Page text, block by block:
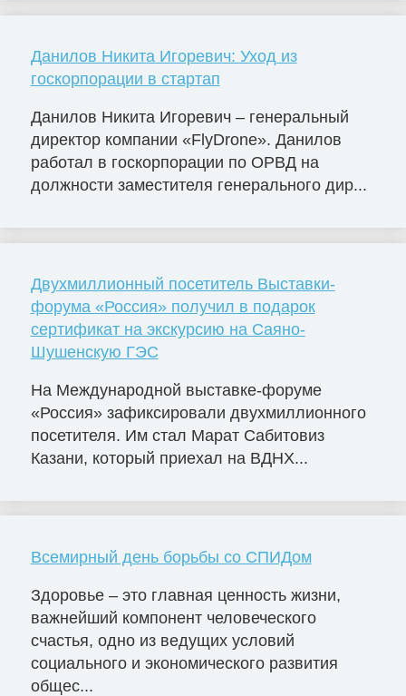
Данилов Никита Игоревич: Уход из
госкорпорации в стартап
Данилов Никита Игоревич – генеральный
директор компании «FlyDrone». Данилов
работал в госкорпорации по ОРВД на
должности заместителя генерального дир...
Двухмиллионный посетитель Выставки-
форума «Россия» получил в подарок
сертификат на экскурсию на Саяно-
Шушенскую ГЭС
На Международной выставке-форуме
«Россия» зафиксировали двухмиллионного
посетителя. Им стал Марат Сабитовиз
Казани, который приехал на ВДНХ...
Всемирный день борьбы со СПИДом
Здоровье – это главная ценность жизни,
важнейший компонент человеческого
счастья, одно из ведущих условий
социального и экономического развития
общес...